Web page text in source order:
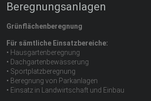
Beregnungsanlagen
Grünflächenberegnung
Für sämtliche Einsatzbereiche:
• Hausgartenberegnung
• Dachgartenbewässerung
• Sportplatzberegnung
• Beregnung von Parkanlagen
• Einsatz in Landwirtschaft und Einbau